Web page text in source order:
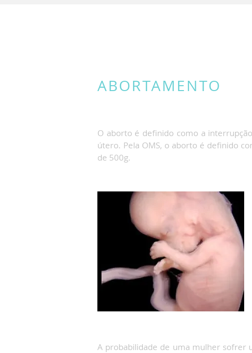
ABORTAMENTO
O aborto é definido como a
útero. Pela OMS, o aborto é definido
de 500g.
A probabilidade de uma mulher sofrer